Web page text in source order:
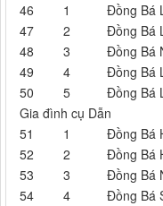
46
1
Đồng Bá
47
2
Đồng Bá
48
3
Đồng Bá
49
4
Đồng Bá
50
5
Đồng Bá
Gia đình cụ Dẫn
51
1
Đồng Bá
52
2
Đồng Bá
53
3
Đồng Bá
54
4
Đồng Bá